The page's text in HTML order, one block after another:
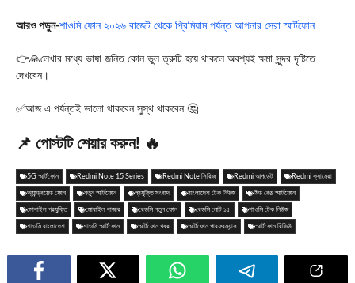
আরও পড়ুন-শাওমি ফোন ২০২৬ বাজেট থেকে প্রিমিয়াম পর্যন্ত আপনার সেরা স্মার্টফোন
👉🙏লেখার মধ্যে ভাষা জনিত কোন ভুল ত্রুটি হয়ে থাকলে অবশ্যই ক্ষমা সুন্দর দৃষ্টিতে
দেখবেন।
✅আজ এ পর্যন্তই ভালো থাকবেন সুস্থ থাকবেন 🤔
📌 পোস্টটি শেয়ার করুন! 🔥
5G স্মার্টফোন Redmi Note 15 Series Redmi Note সিরিজ Redmi আপডেট Redmi ক্যামেরা
অ্যান্ড্রয়েড ফোন নতুন স্মার্টফোন প্রযুক্তি সংবাদ বাংলাদেশ টেক নিউজ মিড রেঞ্জ স্মার্টফোন
মোবাইল প্রযুক্তি মোবাইল বাজার রেডমি নতুন ফোন রেডমি নোট ১৫ শাওমি টেক নিউজ
শাওমি বাংলাদেশ শাওমি স্মার্টফোন স্মার্টফোন খবর স্মার্টফোন পারফরম্যান্স স্মার্টফোন রিভিউ